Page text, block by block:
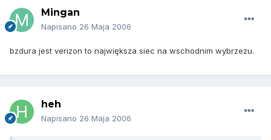
Mingan
Napisano 26 Maja 2006
bzdura jest verizon to największa siec na wschodnim wybrzezu.
heh
Napisano 26 Maja 2006